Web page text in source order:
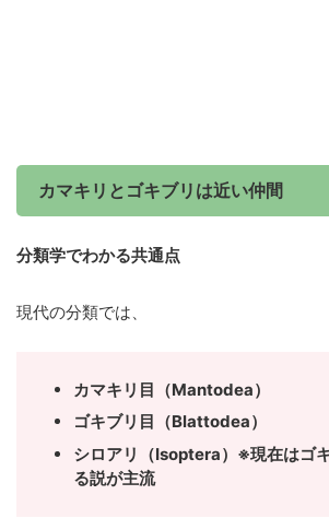
カマキリとゴキブリは近い仲間
分類学でわかる共通点
現代の分類では、
カマキリ目（Mantodea）
ゴキブリ目（Blattodea）
シロアリ（Isoptera）※現在はゴ
る説が主流